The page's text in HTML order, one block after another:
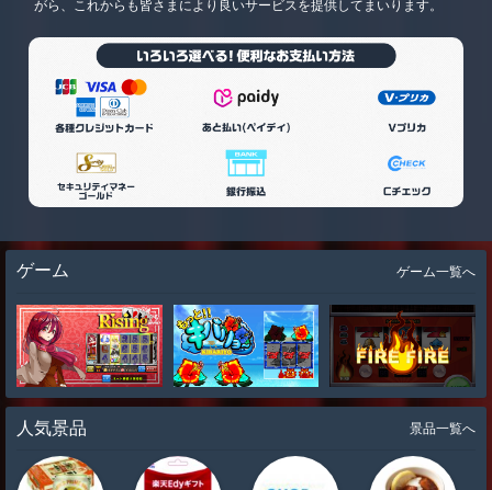
がら、これからも皆さまにより良いサービスを提供してまいります。
ゲーム ゲーム一覧へ
人気景品 景品一覧へ